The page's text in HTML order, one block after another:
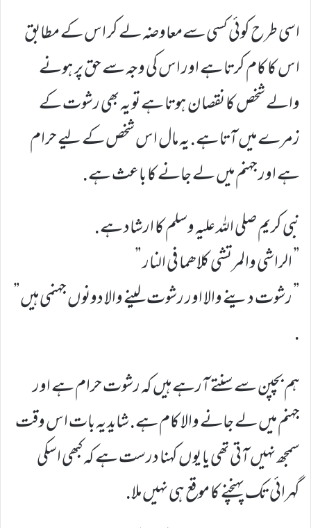
اسی طرح کوئی کسی سےمعاوضہ لے کر اس کے مطابق
اس کا کام کرتا ہے اور اس کی وجہ سے حق پر ہونے
والے شخص کا نقصان ہوتا ہے تو یہ بھی رشوت کے
زمرے میں آتا ہے. یہ مال اس شخص کے لیے حرام
ہے اور جہنم میں لے جانے کا باعث ہے.
نبی کریم صلی اللہ علیہ وسلم کا ارشاد ہے.
” الراشي والمرتشي کلاھما في النار ”
” رشوت دینے والا اور رشوت لینے والا دونوں جہنمی ہیں”
.
ہم بچپن سے سنتے آرہے ہیں کہ رشوت حرام ہے اور
جہنم میں لے جانے والا کام ہے. شاید یہ بات اس وقت
سمجھ نہیں آتی تھی یا یوں کہنا درست ہے کہ کبھی اسکی
گہرائی تک پہنچنے کا موقع ہی نہیں ملا.